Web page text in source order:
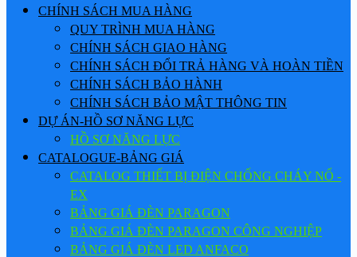
CHÍNH SÁCH MUA HÀNG
QUY TRÌNH MUA HÀNG
CHÍNH SÁCH GIAO HÀNG
CHÍNH SÁCH ĐỔI TRẢ HÀNG VÀ HOÀN TIỀN
CHÍNH SÁCH BẢO HÀNH
CHÍNH SÁCH BẢO MẬT THÔNG TIN
DỰ ÁN-HỒ SƠ NĂNG LỰC
HỒ SƠ NĂNG LỰC
CATALOGUE-BẢNG GIÁ
CATALOG THIẾT BỊ ĐIỆN CHỐNG CHÁY NỔ -
EX
BẢNG GIÁ ĐÈN PARAGON
BẢNG GIÁ ĐÈN PARAGON CÔNG NGHIỆP
BẢNG GIÁ ĐÈN LED ANFACO